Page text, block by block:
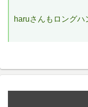
haruさんもロング